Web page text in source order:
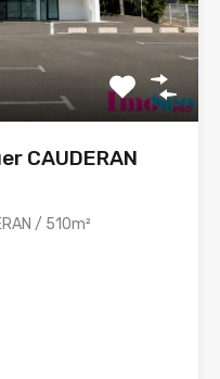
CAUDERAN
/ 510m²